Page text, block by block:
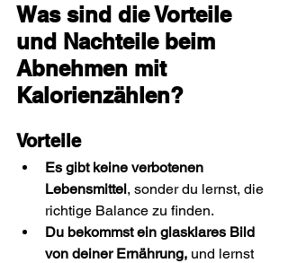
Was sind die Vorteile
und Nachteile beim
Abnehmen mit
Kalorienzählen?
Vorteile
Es gibt keine verbotenen
Lebensmittel, sonder du lernst, die
richtige Balance zu finden.
Du bekommst ein glasklares Bild
von deiner Ernährung, und lernst